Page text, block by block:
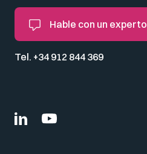
Hable con un experto
Tel. +34 912 844 369